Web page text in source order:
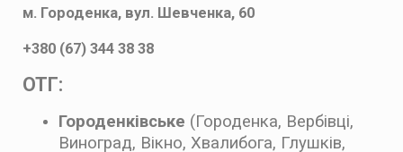
м. Городенка, вул. Шевченка, 60
+380 (67) 344 38 38
ОТГ:
Городенківське (Городенка, Вербівці,
Виноград, Вікно, Хвалибога, Глушків,